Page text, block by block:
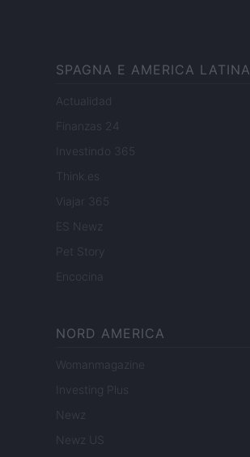
SPAGNA E AMERICA LATINA
Actualidad
Finanzas 24
Investindo 365
Think.es
Viajar 365
ES Newz
Pet Story
Encocina
NORD AMERICA
Womanmagazine
Investing Plus
Newz
Newz US